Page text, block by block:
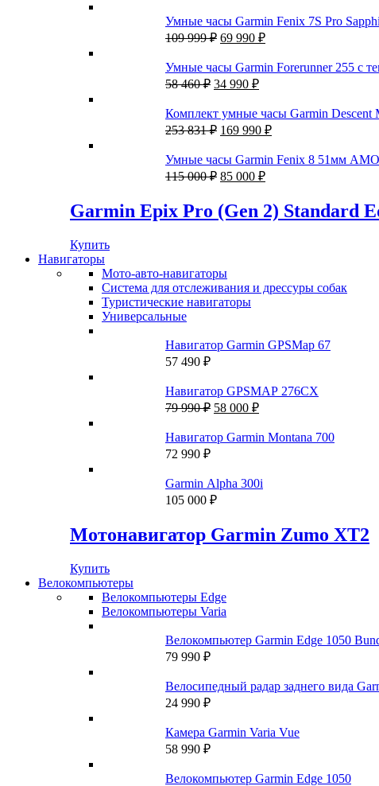
Умные часы Garmin Fenix 7S Pro
109 999₽ Первоначальная
составляла
109
999 ₽.
69 990 ₽Текущая
69
Умные часы Garmin Forerunner 255 с
58 460₽ Первоначальная
составляла
58
460 ₽.
34 990 ₽Текущая
34
990 ₽.
Комплект умные часы Garmin
253 831₽ Первоначальная
составляла
253
831 ₽.
169 990 ₽Текущая
169
Умные часы Garmin Fenix 8 51мм
115 000₽ Первоначальная
составляла
115
85 000 ₽Текущая
85
000 ₽.
Garmin Epix Pro (Gen 2) Standard
Купить
Навигаторы
Мото-авто-навигаторы
Система для отслеживания и дрессуры собак
Туристические навигаторы
Универсальные
Навигатор Garmin GPSMap 67
57 490 ₽
Навигатор GPSMAP 276CX
79 990₽ Первоначальная
составляла
79
58 000 ₽Текущая
58
Навигатор Garmin Montana 700
72 990 ₽
Garmin Alpha 300i
105 000 ₽
Мотонавигатор Garmin Zumo XT2
Купить
Велокомпьютеры
Велокомпьютеры Edge
Велокомпьютеры Varia
Велокомпьютер Garmin Edge 1050
79 990 ₽
Велосипедный радар заднего вида
24 990 ₽
Камера Garmin Varia Vue
58 990 ₽
Велокомпьютер Garmin Edge 1050